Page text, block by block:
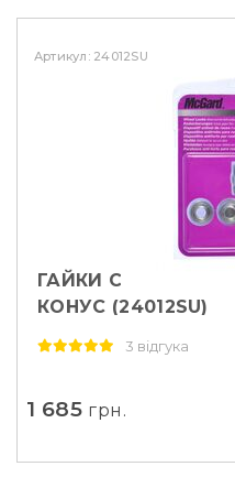
Артикул: 24012SU
ГАЙКИ СЕКРЕТНІ
КОНУС (24012SU)
3 відгука
1 685 грн.